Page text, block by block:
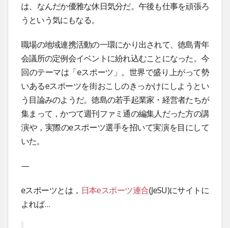
は、なんだか優雅な休日気分だ。午後も仕事を頑張ろ
うという気にもなる。
職場の地域連携活動の一環にかり出されて、徳島青年
会議所の定例会イベントに紛れ込むことになった。今
回のテーマは「eスポーツ」。世界で盛り上がって勢
いあるeスポーツを街おこしのきっかけにしようとい
う目論みのようだ。徳島の若手起業家・経営者たちが
集まって，かつて週刊ファミ通の編集人だった方の講
演や，実際のeスポーツ選手を招いて実演を目にして
いた。
—
eスポーツとは， 日本eスポーツ連合(JeSU)にサイトに
よれば…